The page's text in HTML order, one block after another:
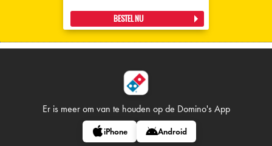
BESTEL NU
Er is meer om van te houden op de Domino's App
iPhone Android